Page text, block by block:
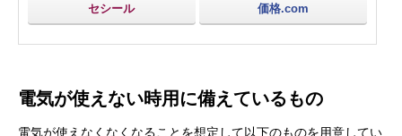
セシール 価格.com
電気が使えない時用に備えているもの
電気が使えなくなくなることを想定して以下のものを用意してい